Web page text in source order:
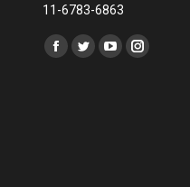
11-6783-6863
Encuéntranos en:
Facebook
TwitterYouTubeInstagram